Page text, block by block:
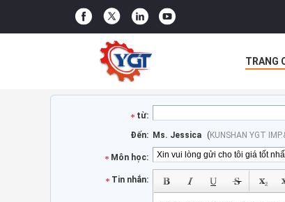
TRANG
LIÊN HỆ
từ:
Đến: Ms. Jessica ( KUNSHAN YGT
Môn học:
Tin nhắn: